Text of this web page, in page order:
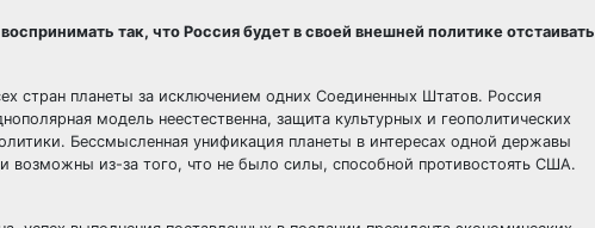
так, что Россия будет в своей внешней политике отстаивать
стран планеты за исключением одних Соединенных Штатов. Россия
модель неестественна, защита культурных и геополитических
Бессмысленная унификация планеты в интересах одной державы
возможны из-за того, что не было силы, способной противостоять США.